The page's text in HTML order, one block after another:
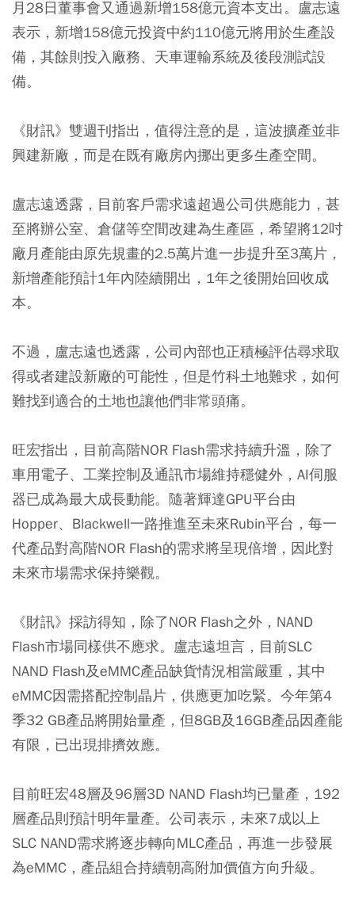
月28日董事會又通過新增158億元資本支出。盧志遠
表示，新增158億元投資中約110億元將用於生產設
備，其餘則投入廠務、天車運輸系統及後段測試設
備。
《財訊》雙週刊指出，值得注意的是，這波擴產並非
興建新廠，而是在既有廠房內挪出更多生產空間。
盧志遠透露，目前客戶需求遠超過公司供應能力，甚
至將辦公室、倉儲等空間改建為生產區，希望將12吋
廠月產能由原先規畫的2.5萬片進一步提升至3萬片，
新增產能預計1年內陸續開出，1年之後開始回收成
本。
不過，盧志遠也透露，公司內部也正積極評估尋求取
得或者建設新廠的可能性，但是竹科土地難求，如何
難找到適合的土地也讓他們非常頭痛。
旺宏指出，目前高階NOR Flash需求持續升溫，除了
車用電子、工業控制及通訊市場維持穩健外，AI伺服
器已成為最大成長動能。隨著輝達GPU平台由
Hopper、Blackwell一路推進至未來Rubin平台，每一
代產品對高階NOR Flash的需求將呈現倍增，因此對
未來市場需求保持樂觀。
《財訊》採訪得知，除了NOR Flash之外，NAND
Flash市場同樣供不應求。盧志遠坦言，目前SLC
NAND Flash及eMMC產品缺貨情況相當嚴重，其中
eMMC因需搭配控制晶片，供應更加吃緊。今年第4
季32 GB產品將開始量產，但8GB及16GB產品因產能
有限，已出現排擠效應。
目前旺宏48層及96層3D NAND Flash均已量產，192
層產品則預計明年量產。公司表示，未來7成以上
SLC NAND需求將逐步轉向MLC產品，再進一步發展
為eMMC，產品組合持續朝高附加價值方向升級。